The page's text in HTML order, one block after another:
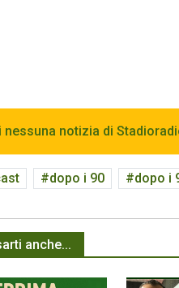
nessuna notizia di
dopo i 90 dopo i
anche...